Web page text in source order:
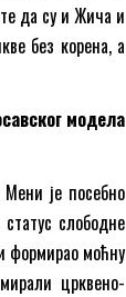
да су и Жича и
без корена, а
модела
је посебно
слободне
формирао моћну
црквено-